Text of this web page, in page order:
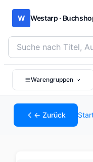
W Westarp ·
Bücher suchen nach
Warengruppen
← Zurück